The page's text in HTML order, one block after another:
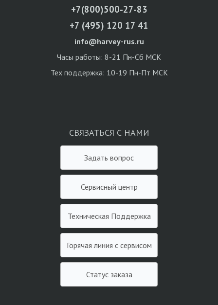
+7(800)500-27-83
+7 (495) 120 17 41
info@harvey-rus.ru
Часы работы: 8-21 Пн-Сб МСК
Тех поддержка: 10-19 Пн-Пт МСК
СВЯЗАТЬСЯ С НАМИ
Задать вопрос
Сервисный центр
Техническая Поддержка
Горячая линия с сервисом
Статус заказа